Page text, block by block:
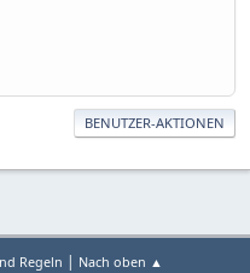
BENUTZER-AKTIONEN
Regeln Nach oben ▲